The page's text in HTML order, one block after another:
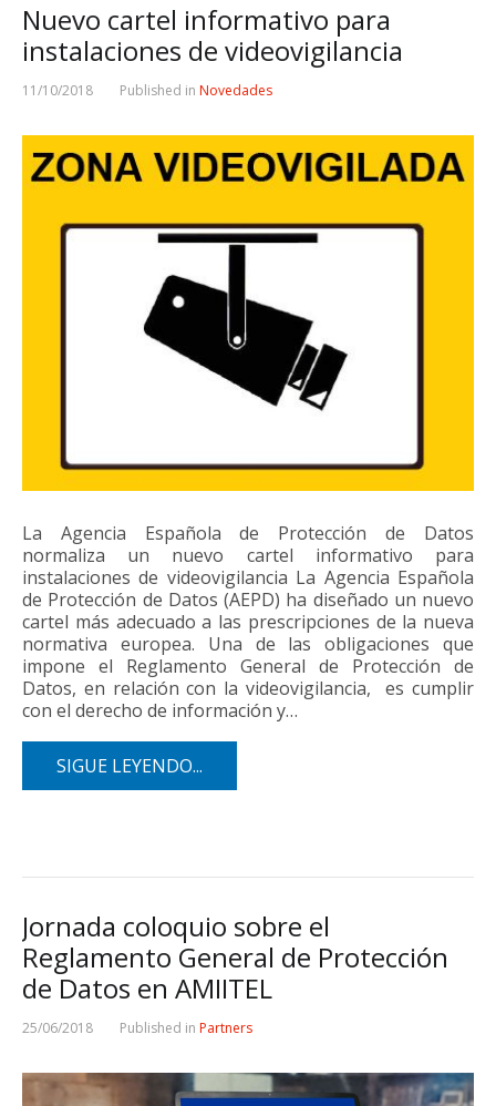
Nuevo cartel informativo para
instalaciones de videovigilancia
11/10/2018 Published in Novedades
La Agencia Española de Protección de Datos
normaliza un nuevo cartel informativo para
instalaciones de videovigilancia La Agencia Española
de Protección de Datos (AEPD) ha diseñado un nuevo
cartel más adecuado a las prescripciones de la nueva
normativa europea. Una de las obligaciones que
impone el Reglamento General de Protección de
Datos, en relación con la videovigilancia, es cumplir
con el derecho de información y…
SIGUE LEYENDO...
Jornada coloquio sobre el
Reglamento General de Protección
de Datos en AMIITEL
25/06/2018 Published in Partners